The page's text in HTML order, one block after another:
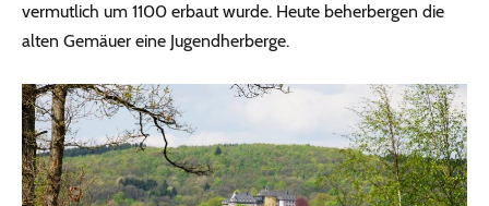
vermutlich um 1100 erbaut wurde. Heute beherbergen die
alten Gemäuer eine Jugendherberge.